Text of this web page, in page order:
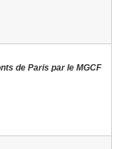
de Paris par le MGCF